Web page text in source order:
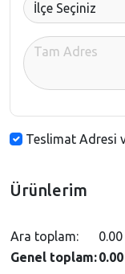
Teslimat Adresi
Ürünlerim
Ara toplam:
0.00
Genel toplam: